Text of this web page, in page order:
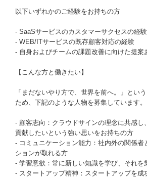
以下いずれかのご経験をお持ちの方
- SaaSサービスのカスタマーサクセスの経験
- WEB/ITサービスの既存顧客対応の経験
- 自身およびチームの課題改善に向けた提案
【こんな方と働きたい】
「まだないやり方で、世界を前へ。」とい
ため、下記のような人物を募集しています。
- 顧客志向：クラウドサインの理念に共感し
貢献したいという強い思いをお持ちの方
- コミュニケーション能力：社内外の関係者
ションが取れる方
- 学習意欲：常に新しい知識を学び、それを
- スタートアップ精神：スタートアップを成